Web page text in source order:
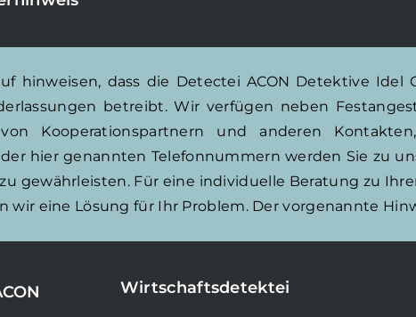
hinweisen, dass die Detectei ACON Detektive
betreibt. Wir verfügen neben
Kooperationspartnern und anderen
hier genannten Telefonnummern werden Sie zu
gewährleisten. Für eine individuelle Beratung zu
wir eine Lösung für Ihr Problem. Der vorgenannte
Wirtschaftsdetektei